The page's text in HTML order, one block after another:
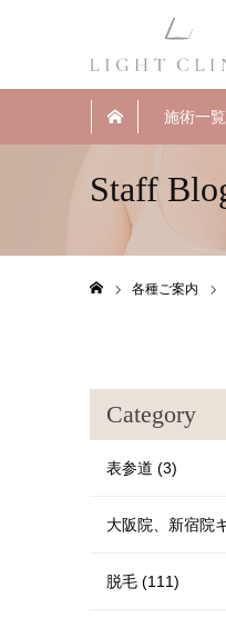
施術一覧
Staff
各種ご案内
Category
表参道 (3)
大阪院、新宿院
脱毛 (111)